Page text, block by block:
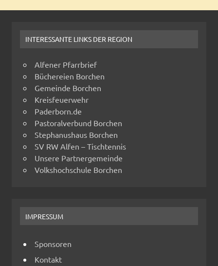
INTERESSANTE LINKS DER REGION
Alfener Pfarrbrief
Büchereien Borchen
Gemeinde Borchen
Kreisfeuerwehr
Paderborn.de
Pastoralverbund Borchen
Stephanushaus Borchen
SV RW Alfen – Tischtennis
Unsere Partnergemeinde
Volkshochschule Borchen
IMPRESSUM
Sponsoren
Kontakt